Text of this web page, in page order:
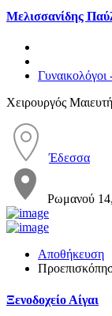
Μελισσανίδης
Χειρουργός
Έδεσσα
Ρωμανού
Αποθήκευση
Ξενοδοχείο Αίγαι